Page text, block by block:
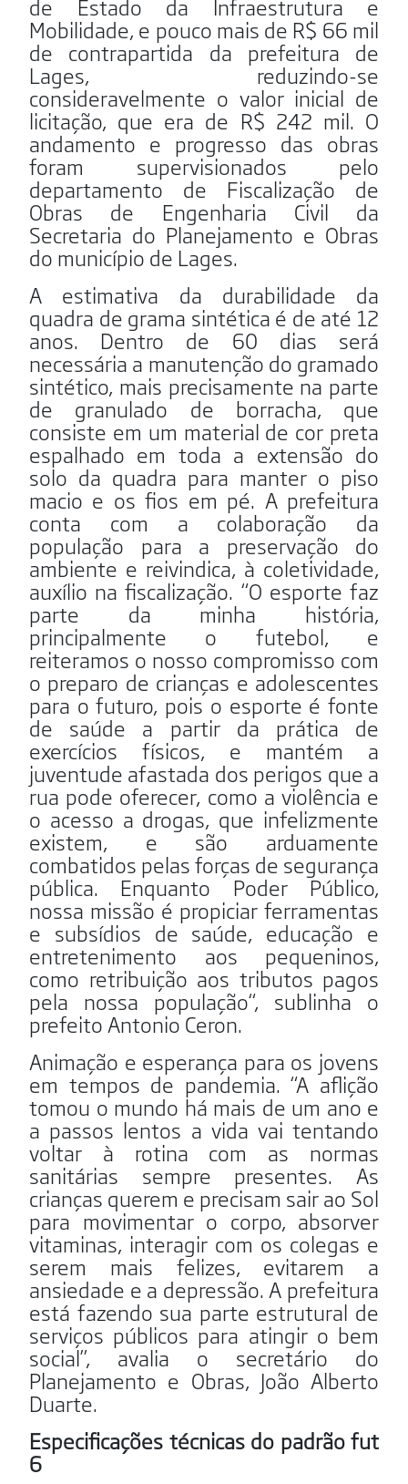
de Estado da Infraestrutura e
Mobilidade, e pouco mais de R$ 66 mil
de contrapartida da prefeitura de
Lages, reduzindo-se
consideravelmente o valor inicial de
licitação, que era de R$ 242 mil. O
andamento e progresso das obras
foram supervisionados pelo
departamento de Fiscalização de
Obras de Engenharia Civil da
Secretaria do Planejamento e Obras
do município de Lages.
A estimativa da durabilidade da
quadra de grama sintética é de até 12
anos. Dentro de 60 dias será
necessária a manutenção do gramado
sintético, mais precisamente na parte
de granulado de borracha, que
consiste em um material de cor preta
espalhado em toda a extensão do
solo da quadra para manter o piso
macio e os fios em pé. A prefeitura
conta com a colaboração da
população para a preservação do
ambiente e reivindica, à coletividade,
auxílio na fiscalização. “O esporte faz
parte da minha história,
principalmente o futebol, e
reiteramos o nosso compromisso com
o preparo de crianças e adolescentes
para o futuro, pois o esporte é fonte
de saúde a partir da prática de
exercícios físicos, e mantém a
juventude afastada dos perigos que a
rua pode oferecer, como a violência e
o acesso a drogas, que infelizmente
existem, e são arduamente
combatidos pelas forças de segurança
pública. Enquanto Poder Público,
nossa missão é propiciar ferramentas
e subsídios de saúde, educação e
entretenimento aos pequeninos,
como retribuição aos tributos pagos
pela nossa população“, sublinha o
prefeito Antonio Ceron.
Animação e esperança para os jovens
em tempos de pandemia. “A aflição
tomou o mundo há mais de um ano e
a passos lentos a vida vai tentando
voltar à rotina com as normas
sanitárias sempre presentes. As
crianças querem e precisam sair ao Sol
para movimentar o corpo, absorver
vitaminas, interagir com os colegas e
serem mais felizes, evitarem a
ansiedade e a depressão. A prefeitura
está fazendo sua parte estrutural de
serviços públicos para atingir o bem
social”, avalia o secretário do
Planejamento e Obras, João Alberto
Duarte.
Especificações técnicas do padrão fut
6